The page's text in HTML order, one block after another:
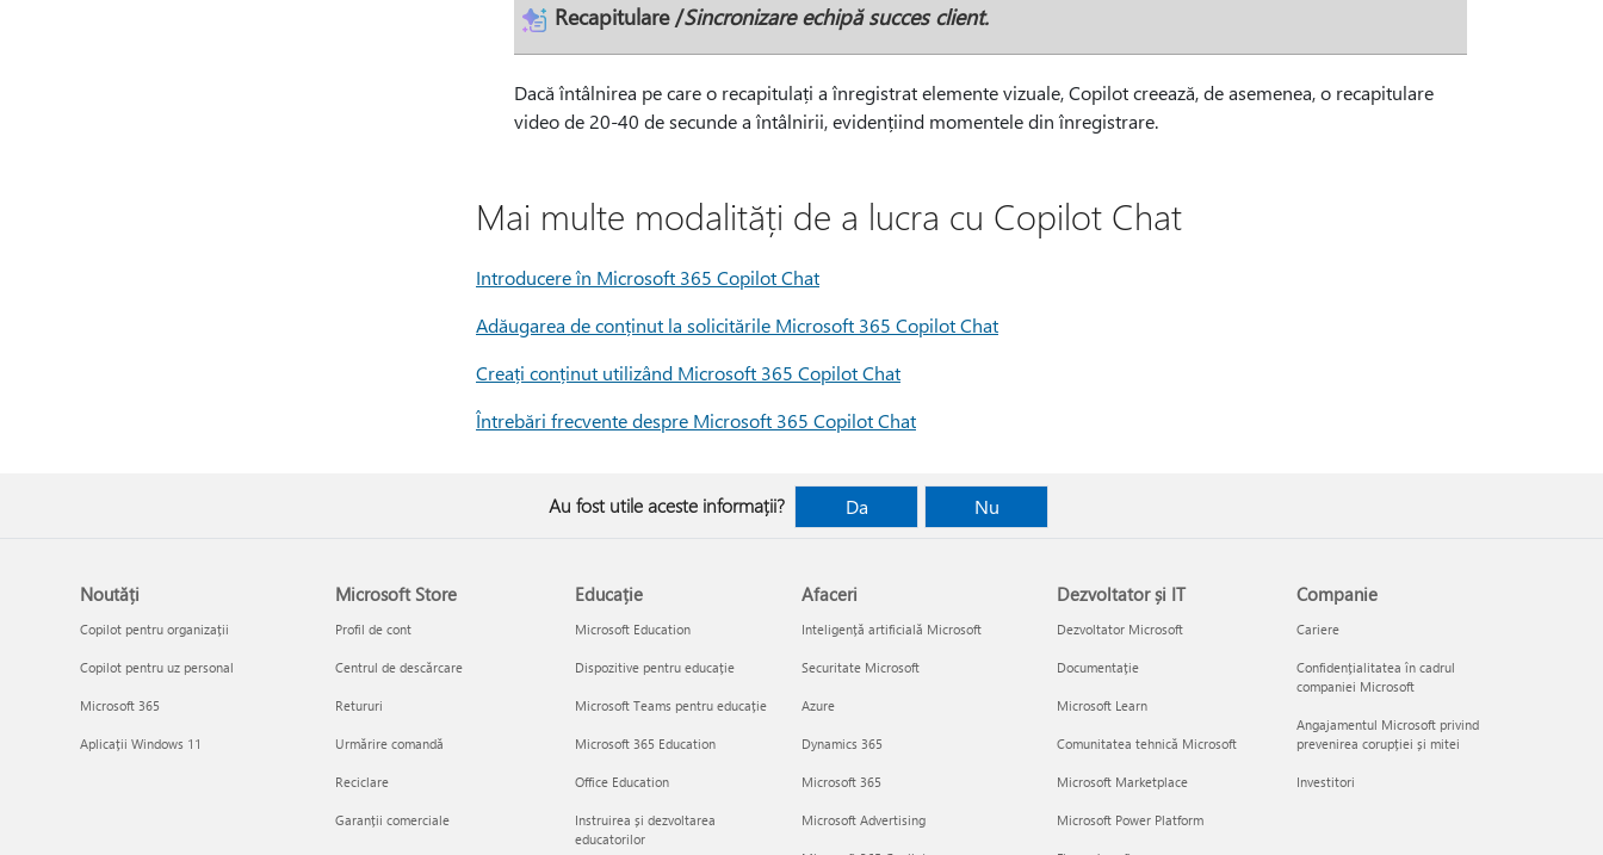
Recapitulare /Sincronizare echipă succes client.
Dacă întâlnirea pe care o recapitulați a înregistrat elemente vizuale, Copilot creează, de asemenea, o recapitulare
video de 20-40 de secunde a întâlnirii, evidențiind momentele din înregistrare.
Mai multe modalități de a lucra cu Copilot Chat
Introducere în Microsoft 365 Copilot Chat
Adăugarea de conținut la solicitările Microsoft 365 Copilot Chat
Creați conținut utilizând Microsoft 365 Copilot Chat
Întrebări frecvente despre Microsoft 365 Copilot Chat
Au fost utile aceste informații? Da Nu
Noutăți
Copilot pentru organizații
Copilot pentru uz personal
Microsoft 365
Aplicații Windows 11
Microsoft Store
Profil de cont
Centrul de descărcare
Retururi
Urmărire comandă
Reciclare
Garanții comerciale
Educație
Microsoft Education
Dispozitive pentru educație
Microsoft Teams pentru educație
Microsoft 365 Education
Office Education
Instruirea și dezvoltarea
educatorilor
Afaceri
Inteligență artificială Microsoft
Securitate Microsoft
Azure
Dynamics 365
Microsoft 365
Microsoft Advertising
Dezvoltator și IT
Dezvoltator Microsoft
Documentație
Microsoft Learn
Comunitatea tehnică Microsoft
Microsoft Marketplace
Microsoft Power Platform
Companie
Cariere
Confidențialitatea în cadrul
companiei Microsoft
Angajamentul Microsoft privind
prevenirea corupției și mitei
Investitori